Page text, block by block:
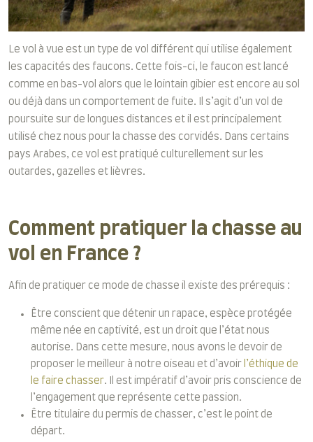
Le vol à vue est un type de vol différent qui utilise également
les capacités des faucons. Cette fois-ci, le faucon est lancé
comme en bas-vol alors que le lointain gibier est encore au sol
ou déjà dans un comportement de fuite. Il s’agit d’un vol de
poursuite sur de longues distances et il est principalement
utilisé chez nous pour la chasse des corvidés. Dans certains
pays Arabes, ce vol est pratiqué culturellement sur les
outardes, gazelles et lièvres.
Comment pratiquer la chasse au
vol en France ?
Afin de pratiquer ce mode de chasse il existe des prérequis :
Être conscient que détenir un rapace, espèce protégée
même née en captivité, est un droit que l’état nous
autorise. Dans cette mesure, nous avons le devoir de
proposer le meilleur à notre oiseau et d’avoir l’éthique de
le faire chasser. Il est impératif d’avoir pris conscience de
l’engagement que représente cette passion.
Être titulaire du permis de chasser, c’est le point de
départ.